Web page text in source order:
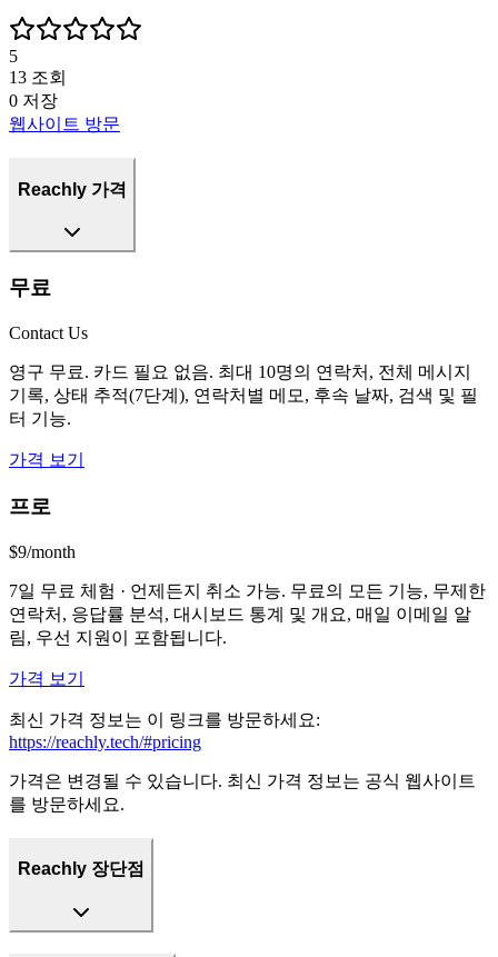
5
13 조회
0 저장
웹사이트 방문
Reachly 가격
무료
Contact Us
영구 무료. 카드 필요 없음. 최대 10명의 연락처, 전체 메시지
기록, 상태 추적(7단계), 연락처별 메모, 후속 날짜, 검색 및 필
터 기능.
가격 보기
프로
$9/month
7일 무료 체험 · 언제든지 취소 가능. 무료의 모든 기능, 무제한
연락처, 응답률 분석, 대시보드 통계 및 개요, 매일 이메일 알
림, 우선 지원이 포함됩니다.
가격 보기
최신 가격 정보는 이 링크를 방문하세요:
https://reachly.tech/#pricing
가격은 변경될 수 있습니다. 최신 가격 정보는 공식 웹사이트
를 방문하세요.
Reachly 장단점